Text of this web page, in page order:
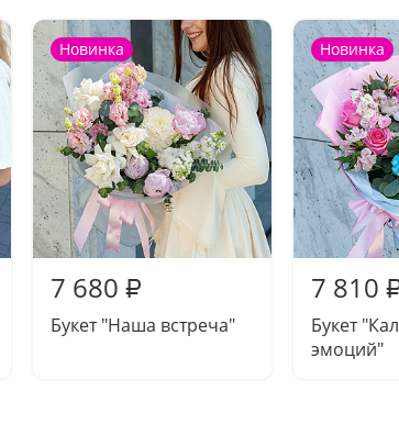
Новинка
7 680 ₽
Букет "Наша встреча"
Новинка
7 810
Букет
эмоций"